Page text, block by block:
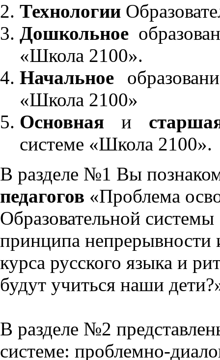
Технологии
Дошкольное
«Школа 2100».
Начальное
«Школа 2100»
Основнаяи
системе «Школа 2100».
В разделе №1 Вы
педагогов «Проблема
Образовательной
принципа непрерывности
курса русского языка и
будут учиться наши
В разделе №2
системе: проблемно-